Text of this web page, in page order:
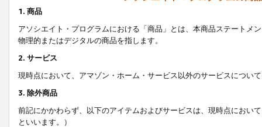
1. 商品
アソシエイト・プログラムにおける「商品」とは、本商品ステートメ
物理的またはデジタルの商品を指します。
2. サービス
現時点において、アマゾン・ホーム・サービス以外のサービスについ
3. 除外商品
前記にかかわらず、以下のアイテムおよびサービスは、現時点におい
といいます。）